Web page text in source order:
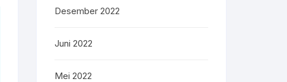
Desember 2022
Juni 2022
Mei 2022